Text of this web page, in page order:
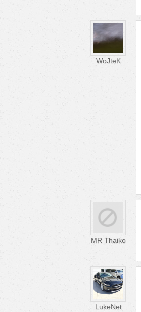
WoJteK
MR Thaiko
LukeNet